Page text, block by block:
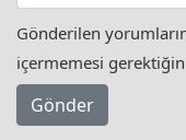
Gönderilen
içermemesi
Gönder